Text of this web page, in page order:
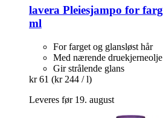
lavera Pleiesjampo for
ml
For farget og glansløst hår
Med nærende druekjerneolje
Gir strålende glans
kr 61 (kr 244 / l)
Leveres før 19. august